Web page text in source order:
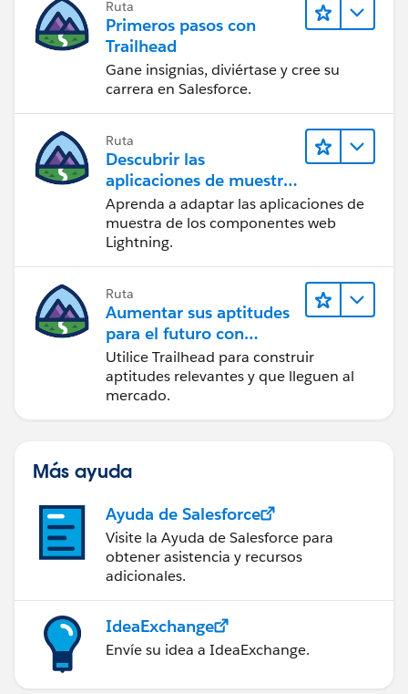
Ruta
Primeros pasos con
Trailhead
Gane insignias, diviértase y cree su
carrera en Salesforce.
Ruta
Descubrir las
aplicaciones de muestra
de Trailhead
Aprenda a adaptar las aplicaciones de
muestra de los componentes web
Lightning.
Ruta
Aumentar sus aptitudes
para el futuro con
Trailhead
Utilice Trailhead para construir
aptitudes relevantes y que lleguen al
mercado.
Más ayuda
Ayuda de Salesforce
Visite la Ayuda de Salesforce para
obtener asistencia y recursos
adicionales.
IdeaExchange
Envíe su idea a IdeaExchange.